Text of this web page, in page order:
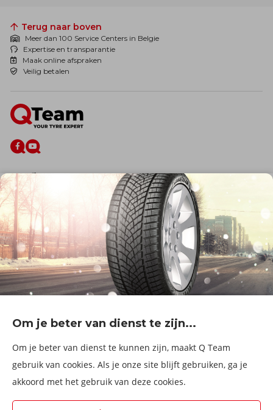
Om je beter van dienst te zijn...
Om je beter van dienst te kunnen zijn, maakt Q Team
gebruik van cookies. Als je onze site blijft gebruiken, ga je
akkoord met het gebruik van deze cookies.
Terug naar boven
Meer dan 100 Service Centers in Belgie
Expertise en transparantie
Maak online afspraken
Veilig betalen
De firma
Wie zijn wij?
Blog
Onze dienstverlening
Banden
Velgen
Diensten
Afspraak Maken
Informatie over
Professionele voertuigen
B2Bassistance
Werken bij QTeam
Maak een afspraak
Kies een service center